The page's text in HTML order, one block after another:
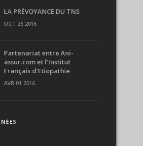
LA PRÉVOYANCE DU TNS
OCT 26 2016
Partenariat entre Ani-
assur.com et l’Institut
Français d’Etiopathie
AVR 01 2016